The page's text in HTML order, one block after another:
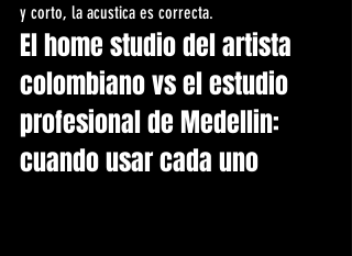
y corto, la acustica es correcta.
El home studio del artista
colombiano vs el estudio
profesional de Medellin:
cuando usar cada uno